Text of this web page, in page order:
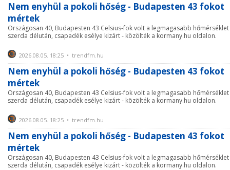
Nem enyhül a pokoli hőség - Budapesten 43 fokot
mértek
Országosan 40, Budapesten 43 Celsius-fok volt a legmagasabb hőmérséklet
szerda délután, csapadék esélye kizárt - közölték a kormany.hu oldalon.
2026.08.05. 18:25 • trendfm.hu
Nem enyhül a pokoli hőség - Budapesten 43 fokot
mértek
Országosan 40, Budapesten 43 Celsius-fok volt a legmagasabb hőmérséklet
szerda délután, csapadék esélye kizárt - közölték a kormany.hu oldalon.
2026.08.05. 18:25 • trendfm.hu
Nem enyhül a pokoli hőség - Budapesten 43 fokot
mértek
Országosan 40, Budapesten 43 Celsius-fok volt a legmagasabb hőmérséklet
szerda délután, csapadék esélye kizárt - közölték a kormany.hu oldalon.